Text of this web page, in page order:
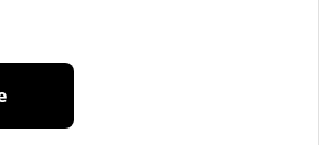
for første gang, åbne
en god målestok er en teske,
luk glasset og ryst grundigt,